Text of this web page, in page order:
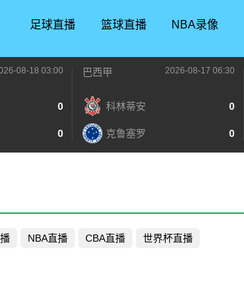
足球直播 篮球直播 NBA录像
08-18 03:00
0
0
巴西甲 2026-08-17 06:30
科林蒂安 0
克鲁塞罗 0
NBA直播 CBA直播 世界杯直播